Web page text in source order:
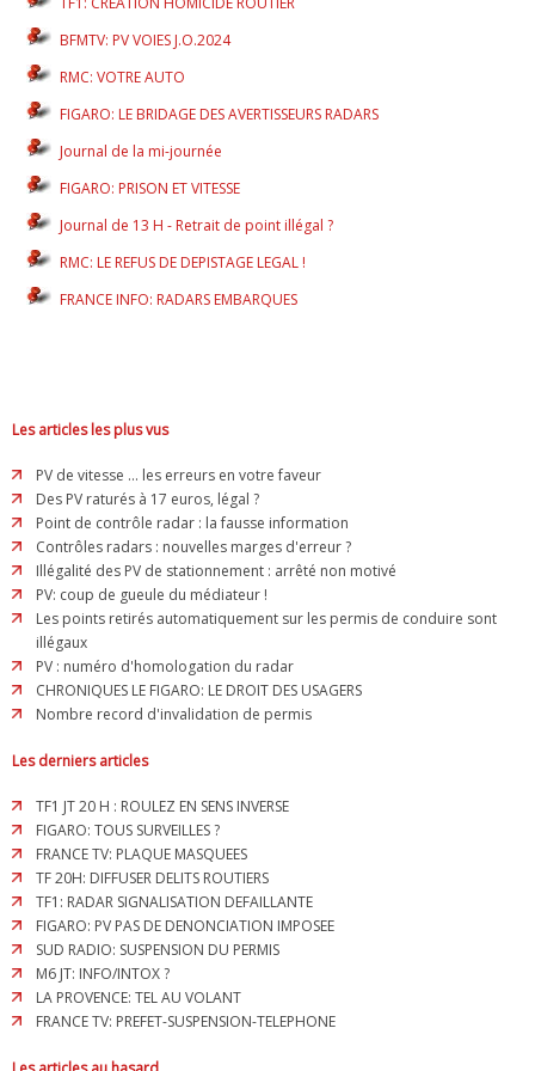
BFMTV: PV VOIES J.O.2024
RMC: VOTRE AUTO
FIGARO: LE BRIDAGE DES AVERTISSEURS RADARS
Journal de la mi-journée
FIGARO: PRISON ET VITESSE
Journal de 13 H - Retrait de point illégal ?
RMC: LE REFUS DE DEPISTAGE LEGAL !
FRANCE INFO: RADARS EMBARQUES
Les articles les plus vus
PV de vitesse ... les erreurs en votre faveur
Des PV raturés à 17 euros, légal ?
Point de contrôle radar : la fausse information
Contrôles radars : nouvelles marges d'erreur ?
Illégalité des PV de stationnement : arrêté non motivé
PV: coup de gueule du médiateur !
Les points retirés automatiquement sur les permis de conduire sont
illégaux
PV : numéro d'homologation du radar
CHRONIQUES LE FIGARO: LE DROIT DES USAGERS
Nombre record d'invalidation de permis
Les derniers articles
TF1 JT 20 H : ROULEZ EN SENS INVERSE
FIGARO: TOUS SURVEILLES ?
FRANCE TV: PLAQUE MASQUEES
TF 20H: DIFFUSER DELITS ROUTIERS
TF1: RADAR SIGNALISATION DEFAILLANTE
FIGARO: PV PAS DE DENONCIATION IMPOSEE
SUD RADIO: SUSPENSION DU PERMIS
M6 JT: INFO/INTOX ?
LA PROVENCE: TEL AU VOLANT
FRANCE TV: PREFET-SUSPENSION-TELEPHONE